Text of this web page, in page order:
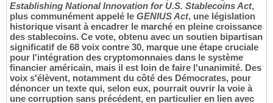
Establishing National Innovation for U.S. Stablecoins Act,
plus communément appelé le GENIUS Act, une législation
historique visant à encadrer le marché en pleine croissance
des stablecoins. Ce vote, obtenu avec un soutien bipartisan
significatif de 68 voix contre 30, marque une étape cruciale
pour l'intégration des cryptomonnaies dans le système
financier américain, mais il est loin de faire l'unanimité. Des
voix s'élèvent, notamment du côté des Démocrates, pour
dénoncer un texte qui, selon eux, pourrait ouvrir la voie à
une corruption sans précédent, en particulier en lien avec